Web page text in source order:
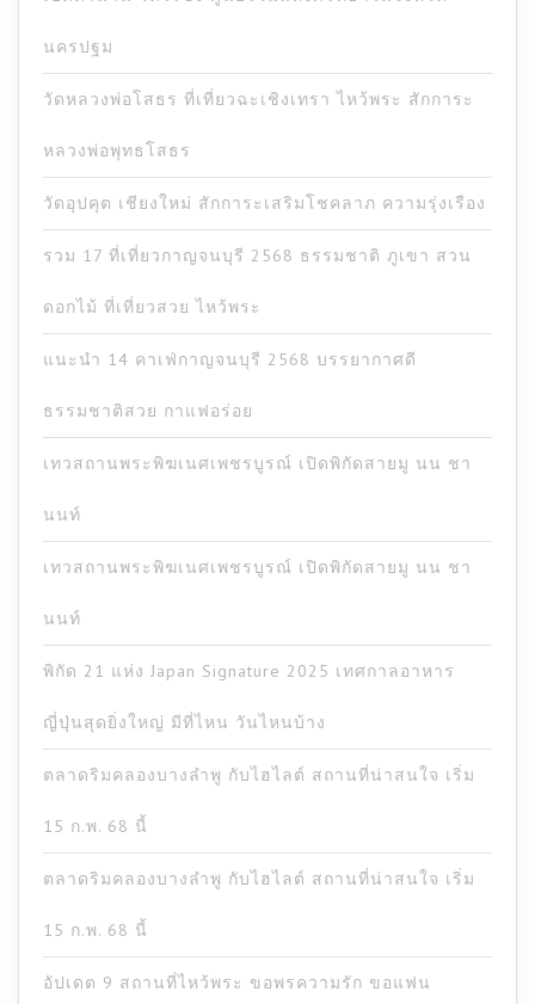
นครปฐม
วัดหลวงพ่อโสธร ที่เที่ยวฉะเชิงเทรา ไหว้พระ สักการะ
หลวงพ่อพุทธโสธร
วัดอุปคุต เชียงใหม่ สักการะเสริมโชคลาภ ความรุ่งเรือง
รวม 17 ที่เที่ยวกาญจนบุรี 2568 ธรรมชาติ ภูเขา สวน
ดอกไม้ ที่เที่ยวสวย ไหว้พระ
แนะนำ 14 คาเฟ่กาญจนบุรี 2568 บรรยากาศดี
ธรรมชาติสวย กาแฟอร่อย
เทวสถานพระพิฆเนศเพชรบูรณ์ เปิดพิกัดสายมู นน ชา
นนท์
เทวสถานพระพิฆเนศเพชรบูรณ์ เปิดพิกัดสายมู นน ชา
นนท์
พิกัด 21 แห่ง Japan Signature 2025 เทศกาลอาหาร
ญี่ปุ่นสุดยิ่งใหญ่ มีที่ไหน วันไหนบ้าง
ตลาดริมคลองบางลำพู กับไฮไลต์ สถานที่น่าสนใจ เริ่ม
15 ก.พ. 68 นี้
ตลาดริมคลองบางลำพู กับไฮไลต์ สถานที่น่าสนใจ เริ่ม
15 ก.พ. 68 นี้
อัปเดต 9 สถานที่ไหว้พระ ขอพรความรัก ขอแฟน